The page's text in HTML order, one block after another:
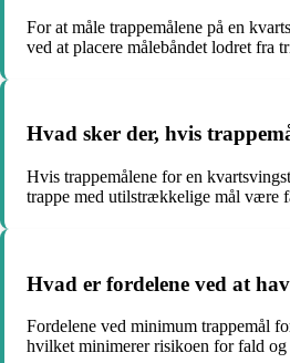
For at måle trappemålene på en
ved at placere målebåndet lodret fra
Hvad sker der, hvis
Hvis trappemålene for en
trappe med utilstrækkelige mål være
Hvad er fordelene ved at
Fordelene ved minimum trappemål
hvilket minimerer risikoen for fald og